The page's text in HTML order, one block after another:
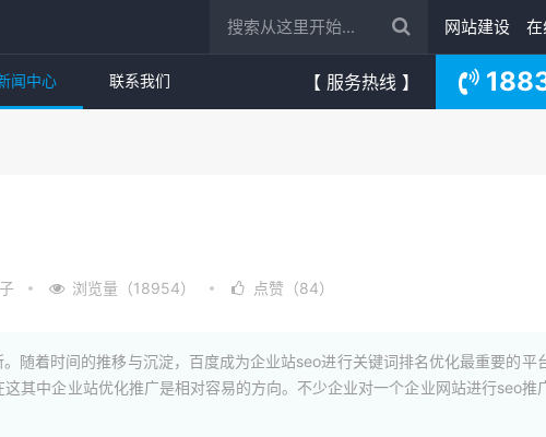
网站建设
闻中心 联系我们 【 服务热线 】
浏览量（18954） 点赞（84）
随着时间的推移与沉淀，百度成为企业站seo进行关键词排名优化最重要的平
其中企业站优化推广是相对容易的方向。不少企业对一个企业网站进行seo推